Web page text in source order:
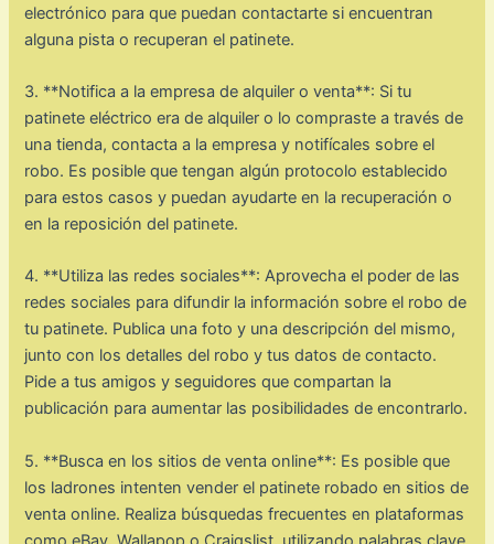
electrónico para que puedan contactarte si encuentran
alguna pista o recuperan el patinete.
3. **Notifica a la empresa de alquiler o venta**: Si tu
patinete eléctrico era de alquiler o lo compraste a través de
una tienda, contacta a la empresa y notifícales sobre el
robo. Es posible que tengan algún protocolo establecido
para estos casos y puedan ayudarte en la recuperación o
en la reposición del patinete.
4. **Utiliza las redes sociales**: Aprovecha el poder de las
redes sociales para difundir la información sobre el robo de
tu patinete. Publica una foto y una descripción del mismo,
junto con los detalles del robo y tus datos de contacto.
Pide a tus amigos y seguidores que compartan la
publicación para aumentar las posibilidades de encontrarlo.
5. **Busca en los sitios de venta online**: Es posible que
los ladrones intenten vender el patinete robado en sitios de
venta online. Realiza búsquedas frecuentes en plataformas